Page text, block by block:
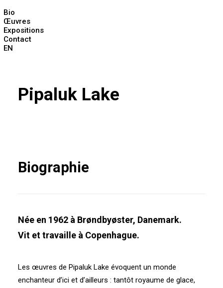
Bio
Œuvres
Expositions
Contact
EN
Pipaluk Lake
Biographie
Née en 1962 à Brøndbyøster, Danemark.
Vit et travaille à Copenhague.
Les œuvres de Pipaluk Lake évoquent un monde
enchanteur d’ici et d’ailleurs : tantôt royaume de glace,